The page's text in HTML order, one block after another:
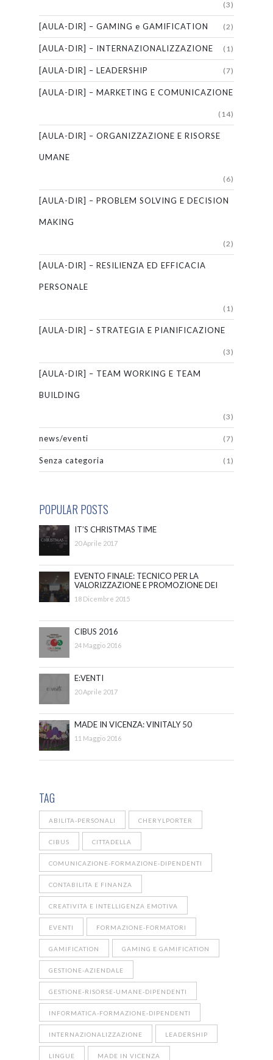
(3)
[AULA-DIR] – GAMING e GAMIFICATION (2)
[AULA-DIR] – INTERNAZIONALIZZAZIONE (1)
[AULA-DIR] – LEADERSHIP (7)
[AULA-DIR] – MARKETING E COMUNICAZIONE
(14)
[AULA-DIR] – ORGANIZZAZIONE E RISORSE
UMANE
(6)
[AULA-DIR] – PROBLEM SOLVING E DECISION
MAKING
(2)
[AULA-DIR] – RESILIENZA ED EFFICACIA
PERSONALE
(1)
[AULA-DIR] – STRATEGIA E PIANIFICAZIONE
(3)
[AULA-DIR] – TEAM WORKING E TEAM
BUILDING
(3)
news/eventi (7)
Senza categoria (1)
POPULAR POSTS
IT’S CHRISTMAS TIME
20 Aprile 2017
EVENTO FINALE: TECNICO PER LA
VALORIZZAZIONE E PROMOZIONE DEI
BENI E DELLE ATTIVITÀ CULTURALI
18 Dicembre 2015
CIBUS 2016
24 Maggio 2016
E:VENTI
20 Aprile 2017
MADE IN VICENZA: VINITALY 50
11 Maggio 2016
TAG
ABILITA-PERSONALI CHERYLPORTER
CIBUS CITTADELLA
COMUNICAZIONE-FORMAZIONE-DIPENDENTI
CONTABILITA E FINANZA
CREATIVITA E INTELLIGENZA EMOTIVA
EVENTI FORMAZIONE-FORMATORI
GAMIFICATION GAMING E GAMIFICATION
GESTIONE-AZIENDALE
GESTIONE-RISORSE-UMANE-DIPENDENTI
INFORMATICA-FORMAZIONE-DIPENDENTI
INTERNAZIONALIZZAZIONE LEADERSHIP
LINGUE MADE IN VICENZA